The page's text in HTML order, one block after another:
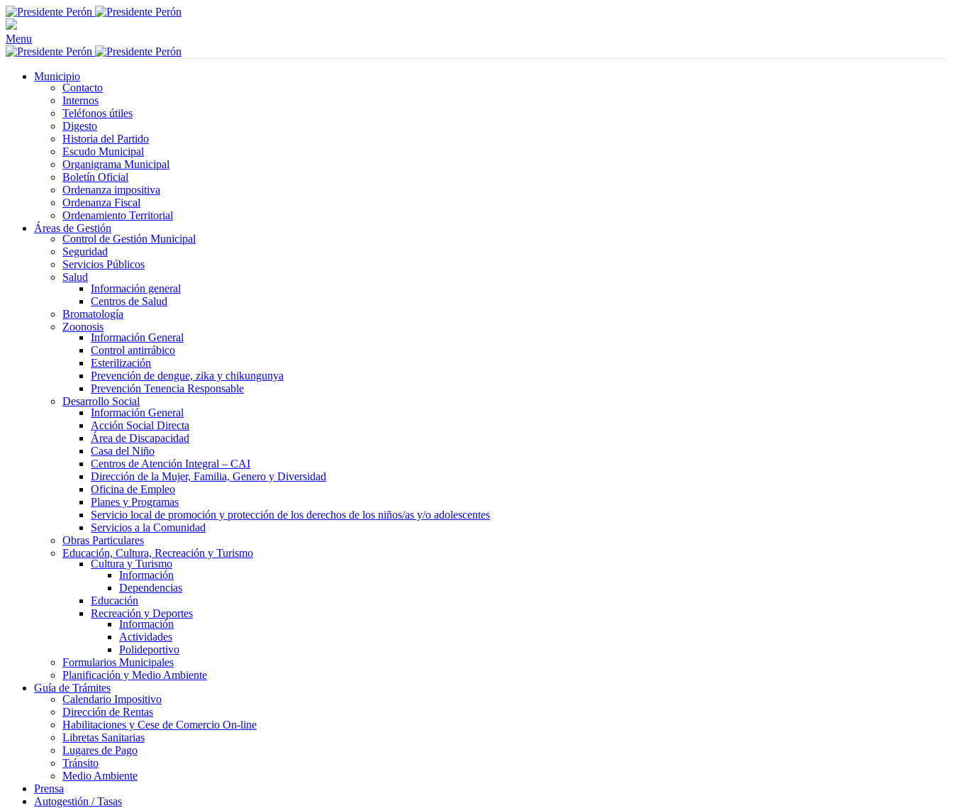
Menu
Municipio
Contacto
Internos
Teléfonos útiles
Digesto
Historia del Partido
Escudo Municipal
Organigrama Municipal
Boletín Oficial
Ordenanza impositiva
Ordenanza Fiscal
Ordenamiento Territorial
Áreas de Gestión
Control de Gestión Municipal
Seguridad
Servicios Públicos
Salud
Información general
Centros de Salud
Bromatología
Zoonosis
Información General
Control antirrábico
Esterilización
Prevención de dengue, zika y chikungunya
Prevención Tenencia Responsable
Desarrollo Social
Información General
Acción Social Directa
Área de Discapacidad
Casa del Niño
Centros de Atención Integral – CAI
Dirección de la Mujer, Familia, Genero y Diversidad
Oficina de Empleo
Planes y Programas
Servicio local de promoción y protección de los derechos de los niños/as y/o adolescentes
Servicios a la Comunidad
Obras Particulares
Educación, Cultura, Recreación y Turismo
Cultura y Turismo
Información
Dependencias
Educación
Recreación y Deportes
Información
Actividades
Polideportivo
Formularios Municipales
Planificación y Medio Ambiente
Guía de Trámites
Calendario Impositivo
Dirección de Rentas
Habilitaciones y Cese de Comercio On-line
Libretas Sanitarias
Lugares de Pago
Tránsito
Medio Ambiente
Prensa
Autogestión / Tasas